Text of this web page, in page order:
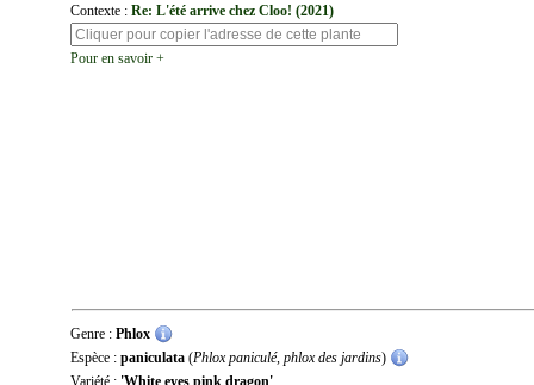
Contexte : Re: L'été arrive chez Cloo! (2021)
Pour en savoir +
Genre : Phlox
Espèce : paniculata (Phlox paniculé, phlox des jardins)
Variété : 'White eyes pink dragon'